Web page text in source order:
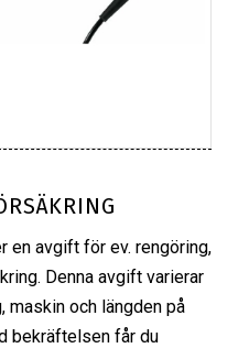
en avgift för ev. rengöring,
Denna avgift varierar
maskin och längden på
bekräftelsen får du